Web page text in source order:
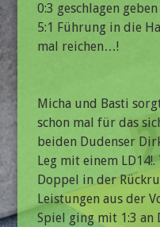
0:3 geschlagen
5:1 Führung in die
mal reichen…!
Micha und Basti
schon mal für das
beiden Dudenser
Leg mit einem
Doppel in der
Leistungen aus der
Spiel ging mit 1:3 an